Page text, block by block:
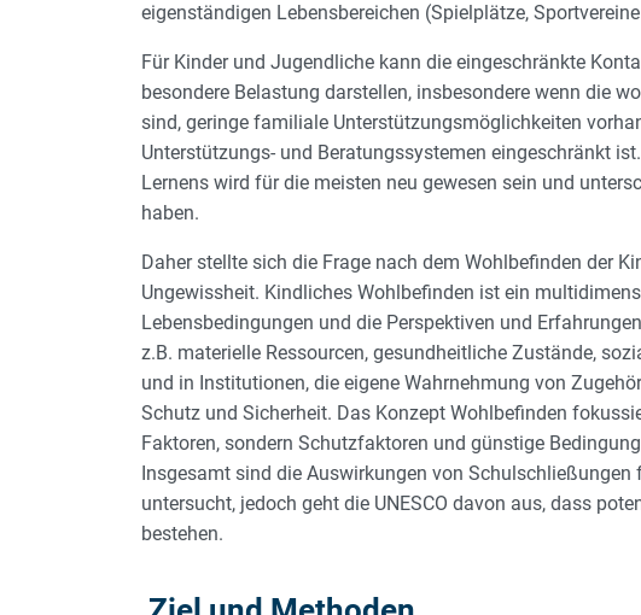
eigenständigen Lebensbereichen (Spielplätze,
Für Kinder und Jugendliche kann die eingeschränkte
besondere Belastung darstellen, insbesondere wenn die
sind, geringe familiale Unterstützungsmöglichkeiten
Unterstützungs- und Beratungssystemen eingeschränkt
Lernens wird für die meisten neu gewesen sein und
haben.
Daher stellte sich die Frage nach dem Wohlbefinden der
Ungewissheit. Kindliches Wohlbefinden ist ein
Lebensbedingungen und die Perspektiven und
z.B. materielle Ressourcen, gesundheitliche Zustände,
und in Institutionen, die eigene Wahrnehmung von
Schutz und Sicherheit. Das Konzept Wohlbefinden
Faktoren, sondern Schutzfaktoren und günstige
Insgesamt sind die Auswirkungen von
untersucht, jedoch geht die UNESCO davon aus, dass
bestehen.